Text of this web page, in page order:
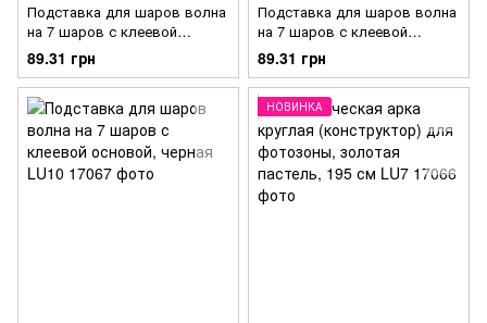
Подставка для шаров волна
на 7 шаров с клеевой
основой, прозрачная LU12
89.31 грн
Подставка для шаров волна
на 7 шаров с клеевой
основой, неон цветная LU11
89.31 грн
НОВИНКА